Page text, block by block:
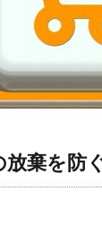
棄を防